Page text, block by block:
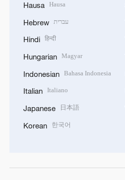
Hausa Hausa
Hebrew עברית
Hindi हिन्दी
Hungarian Magyar
Indonesian Bahasa Indonesia
Italian Italiano
Japanese 日本語
Korean 한국어